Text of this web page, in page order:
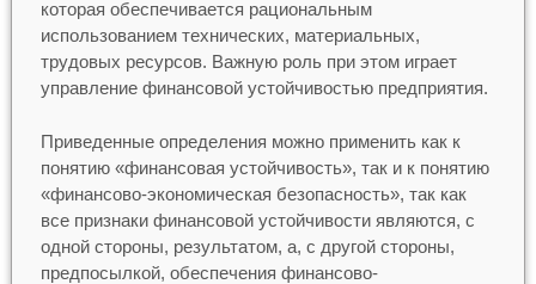
которая обеспечивается рациональным
использованием технических, материальных,
трудовых ресурсов. Важную роль при этом играет
управление финансовой устойчивостью предприятия.
Приведенные определения можно применить как к
понятию «финансовая устойчивость», так и к понятию
«финансово-экономическая безопасность», так как
все признаки финансовой устойчивости являются, с
одной стороны, результатом, а, с другой стороны,
предпосылкой, обеспечения финансово-